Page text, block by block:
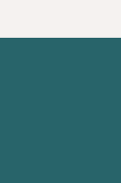
Twitter/X